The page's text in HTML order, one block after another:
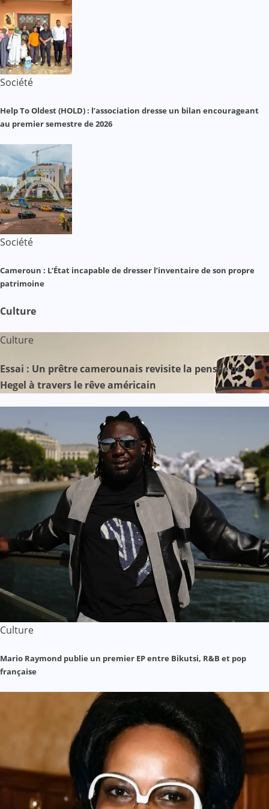
Société
Help To Oldest (HOLD) : l’association dresse un bilan encourageant
au premier semestre de 2026
Société
Cameroun : L’État incapable de dresser l’inventaire de son propre
patrimoine
Culture
Culture
Essai : Un prêtre camerounais revisite la pensée de
Hegel à travers le rêve américain
Culture
Mario Raymond publie un premier EP entre Bikutsi, R&B et pop
française